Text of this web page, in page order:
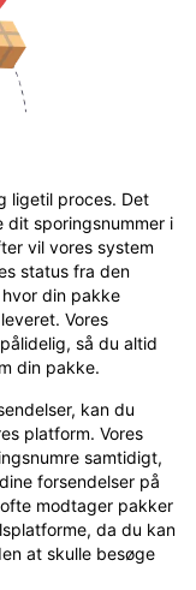
ligetil proces. Det
dit sporingsnummer i
vil vores system
status fra den
din pakke
Vores
så du altid
din pakke.
kan du
platform. Vores
samtidigt,
forsendelser på
modtager pakker
da du kan
at skulle besøge